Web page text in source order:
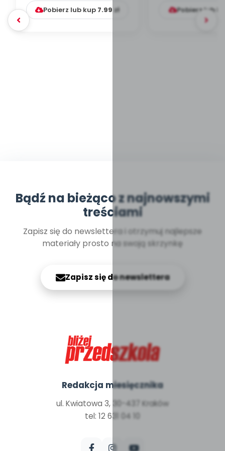
Pobierz lub kup 7.99 zł Pobierz lub
Bądź na bieżąco z najnowszymi
treściami
Zapisz się do newslettera i otrzymuj najlepsze
materiały prosto na swoją skrzynkę
Zapisz się do newslettera
Redakcja miesięcznika
ul. Kwiatowa 3, 30-437 Kraków
tel: 12 631 04 10